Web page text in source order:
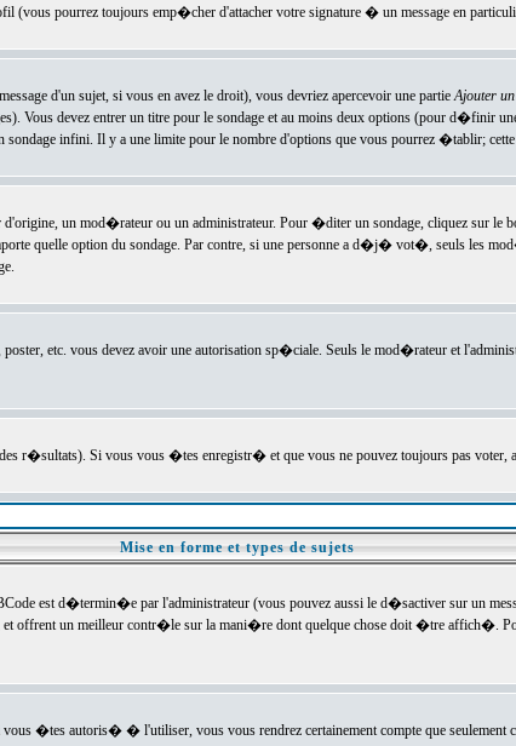
(vous pourrez toujours emp�cher d'attacher votre signature � un message en
d'un sujet, si vous en avez le droit), vous devriez apercevoir une partieAjouter
Vous devez entrer un titre pour le sondage et au moins deux options (pour d�finir
infini. Il y a une limite pour le nombre d'options que vous pourrez �tablir;
un mod�rateur ou un administrateur. Pour �diter un sondage, cliquez sur le
quelle option du sondage. Par contre, si une personne a d�j� vot�, seuls les
etc. vous devez avoir une autorisation sp�ciale. Seuls le mod�rateur et
r�sultats). Si vous vous �tes enregistr� et que vous ne pouvez toujours pas
Mise en forme et types de sujets
est d�termin�e par l'administrateur (vous pouvez aussi le d�sactiver sur un
offrent un meilleur contr�le sur la mani�re dont quelque chose doit �tre affich�.
�tes autoris� � l'utiliser, vous vous rendrez certainement compte que seulement